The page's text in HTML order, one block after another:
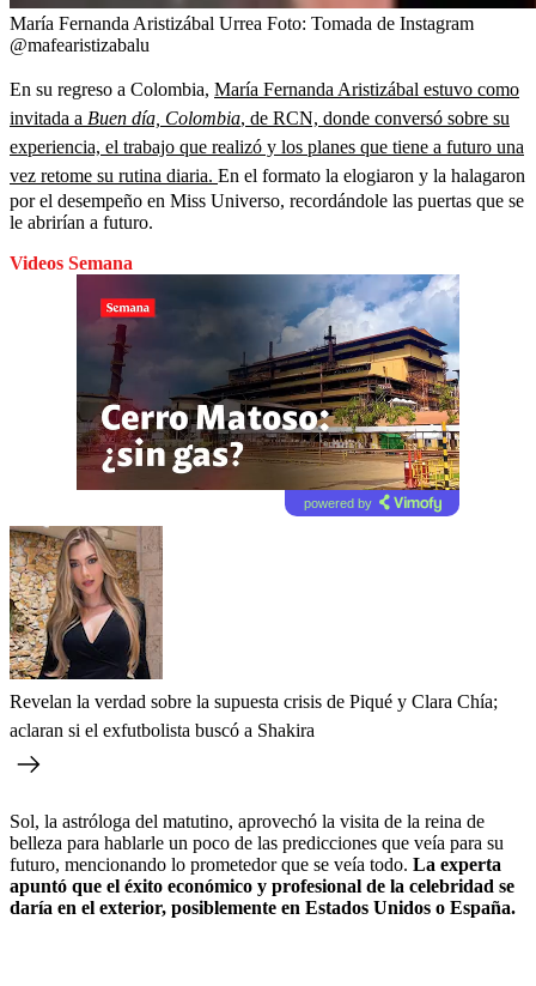
María Fernanda Aristizábal Urrea Foto: Tomada de Instagram
@mafearistizabalu
En su regreso a Colombia, María Fernanda Aristizábal estuvo como
invitada a Buen día, Colombia, de RCN, donde conversó sobre su
experiencia, el trabajo que realizó y los planes que tiene a futuro una
vez retome su rutina diaria. En el formato la elogiaron y la halagaron
por el desempeño en Miss Universo, recordándole las puertas que se
le abrirían a futuro.
Videos Semana
powered by
Revelan la verdad sobre la supuesta crisis de Piqué y Clara Chía;
aclaran si el exfutbolista buscó a Shakira
Sol, la astróloga del matutino, aprovechó la visita de la reina de
belleza para hablarle un poco de las predicciones que veía para su
futuro, mencionando lo prometedor que se veía todo. La experta
apuntó que el éxito económico y profesional de la celebridad se
daría en el exterior, posiblemente en Estados Unidos o España.